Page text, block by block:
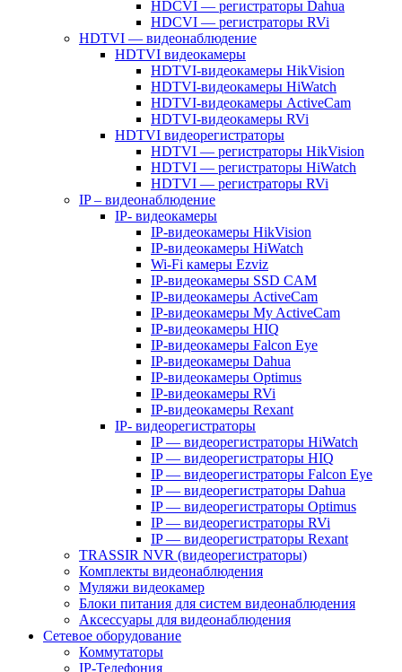
HDCVI — регистраторы Dahua
HDCVI — регистраторы RVi
HDTVI — видеонаблюдение
HDTVI видеокамеры
HDTVI-видеокамеры HikVision
HDTVI-видеокамеры HiWatch
HDTVI-видеокамеры ActiveCam
HDTVI-видеокамеры RVi
HDTVI видеорегистраторы
HDTVI — регистраторы HikVision
HDTVI — регистраторы HiWatch
HDTVI — регистраторы RVi
IP – видеонаблюдение
IP- видеокамеры
IP-видеокамеры HikVision
IP-видеокамеры HiWatch
Wi-Fi камеры Ezviz
IP-видеокамеры SSD CAM
IP-видеокамеры ActiveCam
IP-видеокамеры My ActiveCam
IP-видеокамеры HIQ
IP-видеокамеры Falcon Eye
IP-видеокамеры Dahua
IP-видеокамеры Optimus
IP-видеокамеры RVi
IP-видеокамеры Rexant
IP- видеорегистраторы
IP — видеорегистраторы HiWatch
IP — видеорегистраторы HIQ
IP — видеорегистраторы Falcon Eye
IP — видеорегистраторы Dahua
IP — видеорегистраторы Optimus
IP — видеорегистраторы RVi
IP — видеорегистраторы Rexant
TRASSIR NVR (видеорегистраторы)
Комплекты видеонаблюдения
Муляжи видеокамер
Блоки питания для систем видеонаблюдения
Аксессуары для видеонаблюдения
Сетевое оборудование
Коммутаторы
IP-Телефония